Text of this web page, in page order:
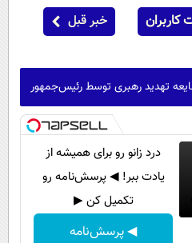
کاربران خبر قبل
تهدید رهبری توسط رئیس‌جمهور
درد زانو رو برای همیشه از
یادت ببر! ◀ پرسش‌نامه رو
تکمیل کن ▶
◀ پرسش‌نامه